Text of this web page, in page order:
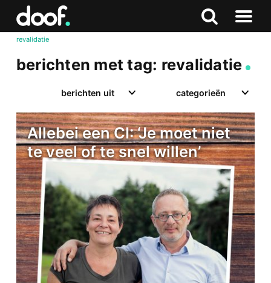
Zoeken
Naar
revalidatie
berichten met tag: revalidatie
berichten uit categorieën
Allebei een CI: ‘Je moet niet
te veel of te snel willen’
Doof.nl
Zoeken